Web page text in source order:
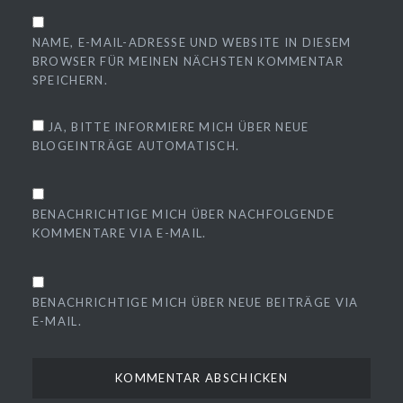
NAME, E-MAIL-ADRESSE UND WEBSITE IN DIESEM
BROWSER FÜR MEINEN NÄCHSTEN KOMMENTAR
SPEICHERN.
JA, BITTE INFORMIERE MICH ÜBER NEUE
BLOGEINTRÄGE AUTOMATISCH.
BENACHRICHTIGE MICH ÜBER NACHFOLGENDE
KOMMENTARE VIA E-MAIL.
BENACHRICHTIGE MICH ÜBER NEUE BEITRÄGE VIA
E-MAIL.